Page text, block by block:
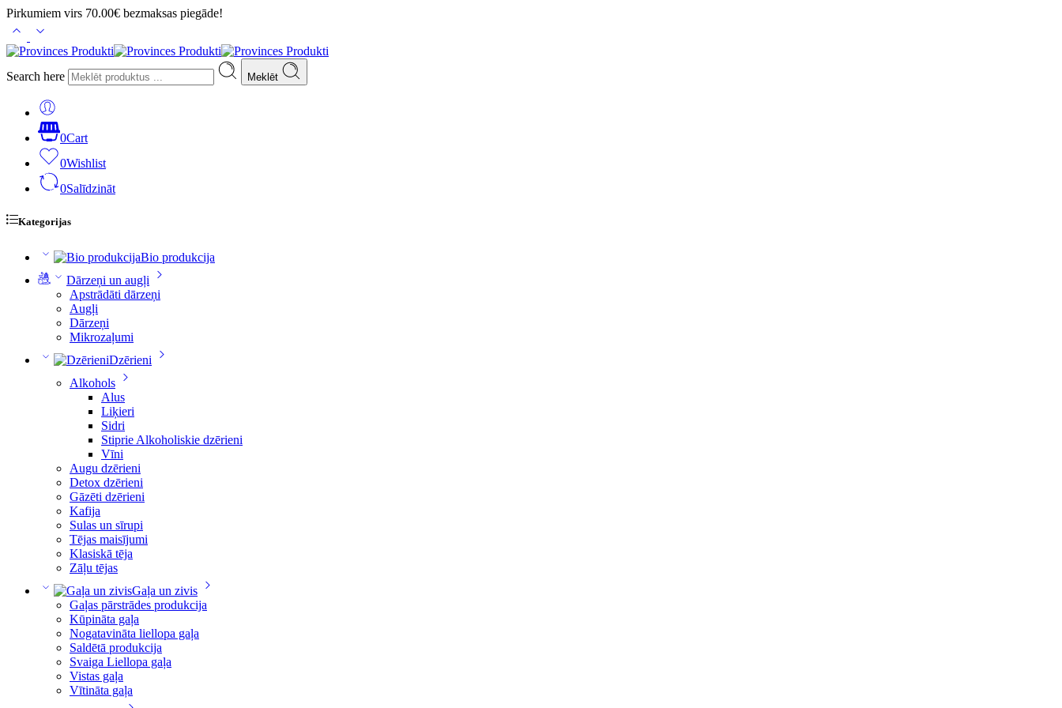
Pirkumiem virs 70.00€ bezmaksas piegāde!
Search here Meklēt
0Cart
0Wishlist
0Salīdzināt
Kategorijas
Bio produkcija
Dārzeņi un augļi
Apstrādāti dārzeņi
Augļi
Dārzeņi
Mikrozaļumi
Dzērieni
Alkohols
Alus
Liķieri
Sidri
Stiprie Alkoholiskie dzērieni
Vīni
Augu dzērieni
Detox dzērieni
Gāzēti dzērieni
Kafija
Sulas un sīrupi
Tējas maisījumi
Klasiskā tēja
Zāļu tējas
Gaļa un zivis
Gaļas pārstrādes produkcija
Kūpināta gaļa
Nogatavināta liellopa gaļa
Saldētā produkcija
Svaiga Liellopa gaļa
Vistas gaļa
Vītināta gaļa